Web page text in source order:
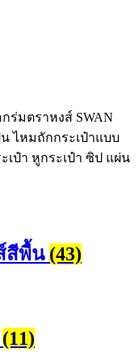
ร่มตราหงส์ SWAN
ไหมถักกระเป๋าแบบ
เป๋า หูกระเป๋า ซิป แผ่น
สีพื้น (43)
(11)